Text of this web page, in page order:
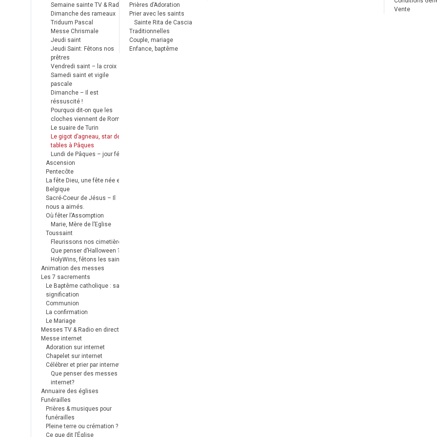
Semaine sainte TV & Radio
Dimanche des rameaux
Triduum Pascal
Messe Chrismale
Jeudi saint
Jeudi Saint: Fêtons nos
prêtres
Vendredi saint – la croix
Samedi saint et vigile
pascale
Dimanche – Il est
réssuscité !
Pourquoi dit-on que les
cloches viennent de Rome ?
Le suaire de Turin
Le gigot d’agneau, star des
tables à Pâques
Lundi de Pâques – jour férié
Ascension
Pentecôte
La fête Dieu, une fête née en
Belgique
Sacré-Coeur de Jésus – Il
nous a aimés.
Où fêter l’Assomption
Marie, Mère de l’Eglise
Toussaint
Fleurissons nos cimetières
Que penser d’Halloween ?
HolyWins, fêtons les saints !
Animation des messes
Les 7 sacrements
Le Baptême catholique : sa
signification
Communion
La confirmation
Le Mariage
Messes TV & Radio en direct
Messe internet
Adoration sur internet
Chapelet sur internet
Célébrer et prier par internet
Que penser des messes
internet?
Annuaire des églises
Funérailles
Prières & musiques pour
funérailles
Pleine terre ou crémation ?
Ce que dit l’Église
Prières d’Adoration
Prier avec les saints
Sainte Rita de Cascia
Traditionnelles
Couple, mariage
Enfance, baptême
Vente